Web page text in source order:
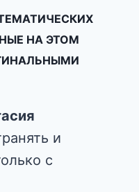
НА ЭТОМ
и
с